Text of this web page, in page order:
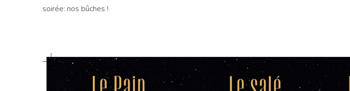
soirée: nos bûches !